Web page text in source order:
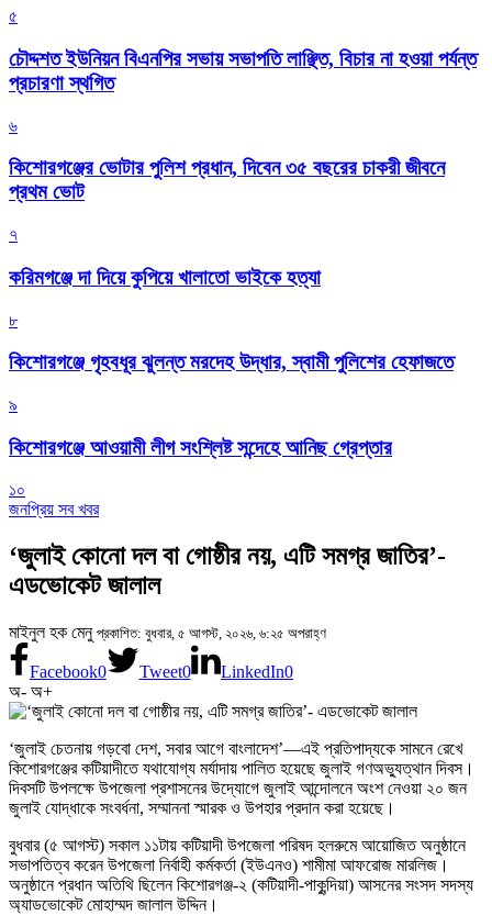
৫
চৌদ্দশত ইউনিয়ন বিএনপির সভায় সভাপতি লাঞ্ছিত, বিচার না হওয়া পর্যন্ত
প্রচারণা স্থগিত
৬
কিশোরগঞ্জের ভোটার পুলিশ প্রধান, দিবেন ৩৫ বছরের চাকরী জীবনে
প্রথম ভোট
৭
করিমগঞ্জে দা দিয়ে কুপিয়ে খালাতো ভাইকে হত্যা
৮
কিশোরগঞ্জে গৃহবধূর ঝুলন্ত মরদেহ উদ্ধার, স্বামী পুলিশের হেফাজতে
৯
কিশোরগঞ্জে আওয়ামী লীগ সংশ্লিষ্ট সন্দেহে আনিছ গ্রেপ্তার
১০
জনপ্রিয় সব খবর
‘জুলাই কোনো দল বা গোষ্ঠীর নয়, এটি সমগ্র জাতির’-
এডভোকেট জালাল
মাইনুল হক মেনু প্রকাশিত: বুধবার, ৫ আগস্ট, ২০২৬, ৬:২৫ অপরাহ্ণ
Facebook0 Tweet0 LinkedIn0
অ- অ+
‘জুলাই চেতনায় গড়বো দেশ, সবার আগে বাংলাদেশ’—এই প্রতিপাদ্যকে সামনে রেখে
কিশোরগঞ্জের কটিয়াদীতে যথাযোগ্য মর্যাদায় পালিত হয়েছে জুলাই গণঅভ্যুত্থান দিবস।
দিবসটি উপলক্ষে উপজেলা প্রশাসনের উদ্যোগে জুলাই আন্দোলনে অংশ নেওয়া ২০ জন
জুলাই যোদ্ধাকে সংবর্ধনা, সম্মাননা স্মারক ও উপহার প্রদান করা হয়েছে।
বুধবার (৫ আগস্ট) সকাল ১১টায় কটিয়াদী উপজেলা পরিষদ হলরুমে আয়োজিত অনুষ্ঠানে
সভাপতিত্ব করেন উপজেলা নির্বাহী কর্মকর্তা (ইউএনও) শামীমা আফরোজ মারলিজ।
অনুষ্ঠানে প্রধান অতিথি ছিলেন কিশোরগঞ্জ-২ (কটিয়াদী-পাকুন্দিয়া) আসনের সংসদ সদস্য
অ্যাডভোকেট মোহাম্মদ জালাল উদ্দিন।